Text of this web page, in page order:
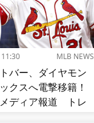
MLB NEWS
バー、ダイヤモン
クスへ電撃移籍！
ディア報道 トレ